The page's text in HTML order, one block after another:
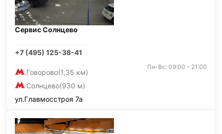
Сервис Солнцево
+7 (495) 125-38-41
Говорово(1,35 км)
Солнцево(930 м)
Пн-Вс: 09:00 - 21:00
ул.Главмосстроя 7а